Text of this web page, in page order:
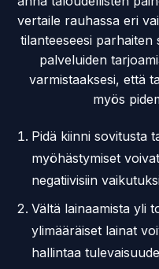
vertaile rauhassa eri
tilanteeseesi
palveluiden
varmistaaksesi, että
myös
Pidä kiinni sovitusta
myöhästymiset
negatiivisiin
Vältä lainaamista yli
ylimääräiset lainat
hallintaa